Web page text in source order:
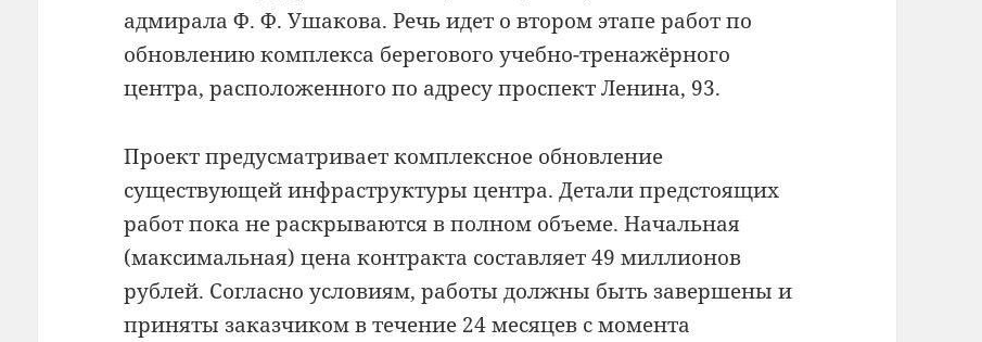
адмирала Ф. Ф. Ушакова. Речь идет о втором этапе работ по
обновлению комплекса берегового учебно-тренажёрного
центра, расположенного по адресу проспект Ленина, 93.
Проект предусматривает комплексное обновление
существующей инфраструктуры центра. Детали предстоящих
работ пока не раскрываются в полном объеме. Начальная
(максимальная) цена контракта составляет 49 миллионов
рублей. Согласно условиям, работы должны быть завершены и
приняты заказчиком в течение 24 месяцев с момента